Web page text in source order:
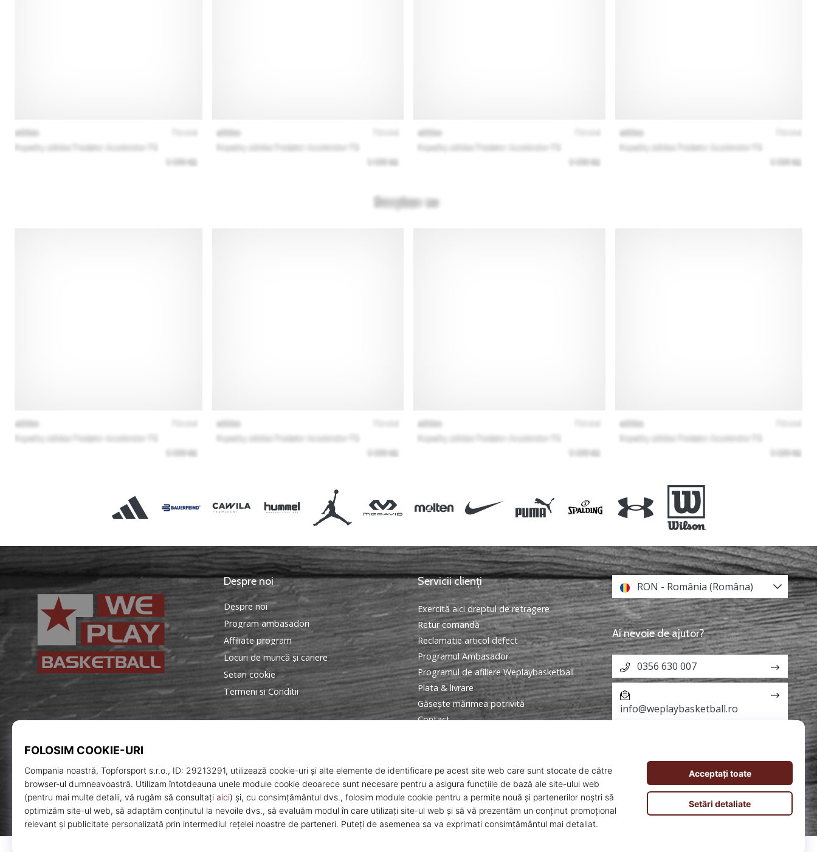
WePlayBasketball.ro
Despre noi
Despre noi
Program ambasadori
Affiliate program
Locuri de muncă și cariere
Setari cookie
Termeni si Conditii
Servicii clienți
Exercită aici dreptul de retragere
Retur comandă
Reclamatie articol defect
Programul Ambasador
Programul de afiliere Weplaybasketball
Plata & livrare
Găseşte mărimea potrivită
Contact
RON - România (Româna)
Ai nevoie de ajutor?
0356 630 007
info@weplaybasketball.ro
© 2010 – 2026 WePlayBasketball.ro